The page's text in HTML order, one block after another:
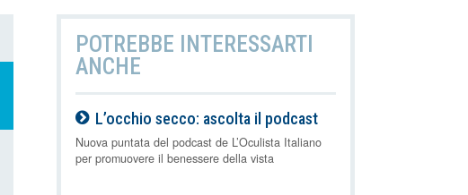
POTREBBE INTERESSARTI
ANCHE
L’occhio secco: ascolta il podcast
07-08-2026
Nuova puntata del podcast de L’Oculista Italiano
per promuovere il benessere della vista